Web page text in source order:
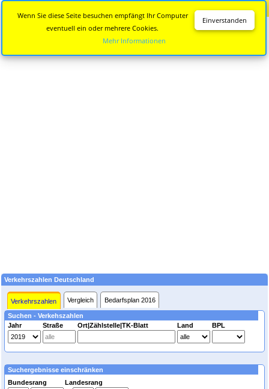
Verkehrszahlen Deutschland
Verkehrszahlen Vergleich Bedarfsplan 2016
Suchen - Verkehszahlen
Jahr
Straße Ort|Zählstelle|TK-Blatt Land BPL
Suchergebnisse einschränken
Bundesrang Landesrang
Einverstanden
Wenn Sie diese Seite besuchen empfängt Ihr Computer
eventuell ein oder mehrere Cookies.
Mehr Informationen